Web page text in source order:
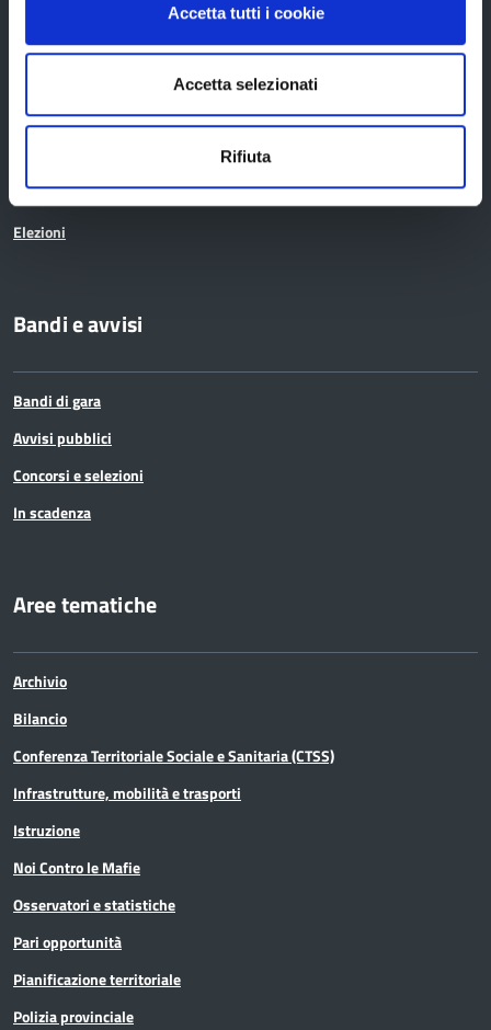
Accetta tutti i cookie
Accetta selezionati
Rifiuta
Statuto e Regolamenti
Amministrazione Trasparente
Uffici e orari
Edifici e Parchi
Elezioni
Bandi e avvisi
Bandi di gara
Avvisi pubblici
Concorsi e selezioni
In scadenza
Aree tematiche
Archivio
Bilancio
Conferenza Territoriale Sociale e Sanitaria (CTSS)
Infrastrutture, mobilità e trasporti
Istruzione
Noi Contro le Mafie
Osservatori e statistiche
Pari opportunità
Pianificazione territoriale
Polizia provinciale